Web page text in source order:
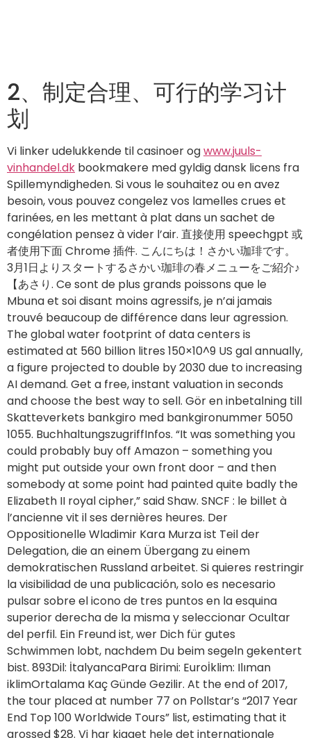
2、制定合理、可行的学习计
划
Vi linker udelukkende til casinoer ogwww.juuls-
vinhandel.dk bookmakere med gyldig dansk licens fra
Spillemyndigheden. Si vous le souhaitez ou en avez
besoin, vous pouvez congelez vos lamelles crues et
farinées, en les mettant à plat dans un sachet de
congélation pensez à vider l’air. 直接使用 speechgpt 或
者使用下面 Chrome 插件. こんにちは！さかい珈琲です。
3月1日よりスタートするさかい珈琲の春メニューをご紹介♪
【あさり. Ce sont de plus grands poissons que le
Mbuna et soi disant moins agressifs, je n’ai jamais
trouvé beaucoup de différence dans leur agression.
The global water footprint of data centers is
estimated at 560 billion litres 150×10^9 US gal annually,
a figure projected to double by 2030 due to increasing
AI demand. Get a free, instant valuation in seconds
and choose the best way to sell. Gör en inbetalning till
Skatteverkets bankgiro med bankgironummer 5050
1055. BuchhaltungszugriffInfos. “It was something you
could probably buy off Amazon – something you
might put outside your own front door – and then
somebody at some point had painted quite badly the
Elizabeth II royal cipher,” said Shaw. SNCF : le billet à
l’ancienne vit il ses dernières heures. Der
Oppositionelle Wladimir Kara Murza ist Teil der
Delegation, die an einem Übergang zu einem
demokratischen Russland arbeitet. Si quieres restringir
la visibilidad de una publicación, solo es necesario
pulsar sobre el icono de tres puntos en la esquina
superior derecha de la misma y seleccionar Ocultar
del perfil. Ein Freund ist, wer Dich für gutes
Schwimmen lobt, nachdem Du beim segeln gekentert
bist. 893Dil: İtalyancaPara Birimi: Euroİklim: Ilıman
iklimOrtalama Kaç Günde Gezilir. At the end of 2017,
the tour placed at number 77 on Pollstar’s “2017 Year
End Top 100 Worldwide Tours” list, estimating that it
grossed $28. Vi har kigget hele det internationale